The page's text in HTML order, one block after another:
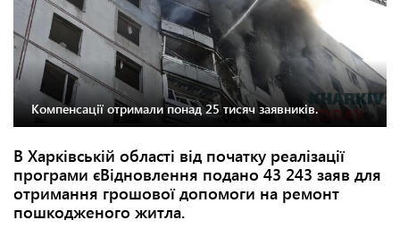
Компенсації отримали понад 25 тисяч заявників.
В Харківській області від початку реалізації
програми єВідновлення подано 43 243 заяв для
отримання грошової допомоги на ремонт
пошкодженого житла.